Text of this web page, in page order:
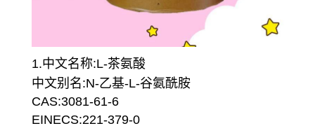
1.中文名称:L-茶氨酸
中文别名:N-乙基-L-谷氨酰胺
CAS:3081-61-6
EINECS:221-379-0